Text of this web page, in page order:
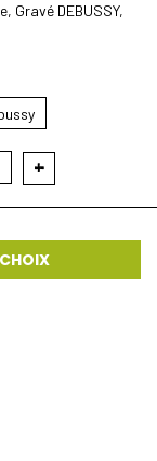
Gravé DEBUSSY,
+